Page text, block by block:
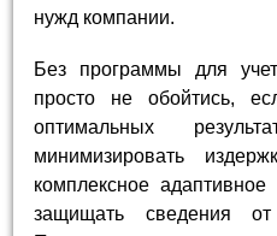
нужд компании.
Без программы для
просто не обойтись,
оптимальных
минимизировать
комплексное
защищать сведения от